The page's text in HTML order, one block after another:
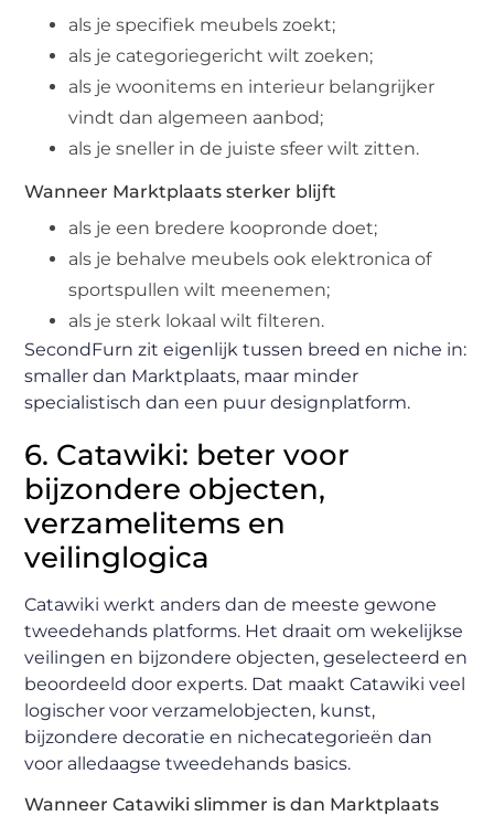
als je specifiek meubels zoekt;
als je categoriegericht wilt zoeken;
als je woonitems en interieur belangrijker
vindt dan algemeen aanbod;
als je sneller in de juiste sfeer wilt zitten.
Wanneer Marktplaats sterker blijft
als je een bredere koopronde doet;
als je behalve meubels ook elektronica of
sportspullen wilt meenemen;
als je sterk lokaal wilt filteren.
SecondFurn zit eigenlijk tussen breed en niche in:
smaller dan Marktplaats, maar minder
specialistisch dan een puur designplatform.
6. Catawiki: beter voor
bijzondere objecten,
verzamelitems en
veilinglogica
Catawiki werkt anders dan de meeste gewone
tweedehands platforms. Het draait om wekelijkse
veilingen en bijzondere objecten, geselecteerd en
beoordeeld door experts. Dat maakt Catawiki veel
logischer voor verzamelobjecten, kunst,
bijzondere decoratie en nichecategorieën dan
voor alledaagse tweedehands basics.
Wanneer Catawiki slimmer is dan Marktplaats